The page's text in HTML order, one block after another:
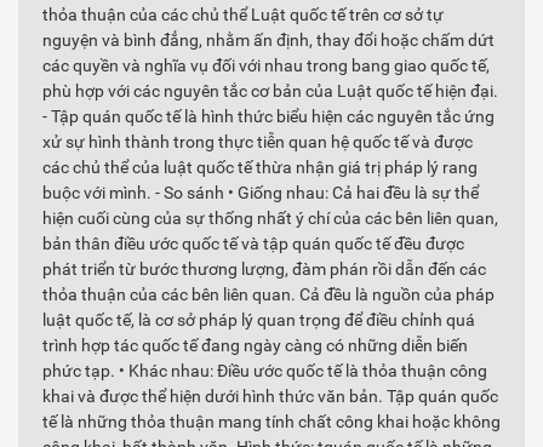
thỏa thuận của các chủ thể Luật quốc tế trên cơ sở tự
nguyện và bình đẳng, nhằm ấn định, thay đổi hoặc chấm dứt
các quyền và nghĩa vụ đối với nhau trong bang giao quốc tế,
phù hợp với các nguyên tắc cơ bản của Luật quốc tế hiện đại.
- Tập quán quốc tế là hình thức biểu hiện các nguyên tắc ứng
xử sự hình thành trong thực tiễn quan hệ quốc tế và được
các chủ thể của luật quốc tế thừa nhận giá trị pháp lý rang
buộc với mình. - So sánh • Giống nhau: Cả hai đều là sự thể
hiện cuối cùng của sự thống nhất ý chí của các bên liên quan,
bản thân điều ước quốc tế và tập quán quốc tế đều được
phát triển từ bước thương lượng, đàm phán rồi dẫn đến các
thỏa thuận của các bên liên quan. Cả đều là nguồn của pháp
luật quốc tế, là cơ sở pháp lý quan trọng để điều chỉnh quá
trình hợp tác quốc tế đang ngày càng có những diễn biến
phức tạp. • Khác nhau: Điều ước quốc tế là thỏa thuận công
khai và được thể hiện dưới hình thức văn bản. Tập quán quốc
tế là những thỏa thuận mang tính chất công khai hoặc không